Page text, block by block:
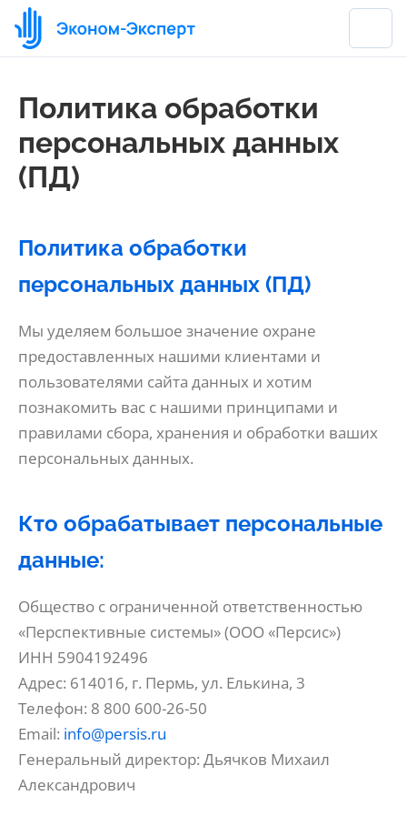
Политика обработки
персональных данных
(ПД)
Политика обработки
персональных данных (ПД)
Мы уделяем большое значение охране
предоставленных нашими клиентами и
пользователями сайта данных и хотим
познакомить вас с нашими принципами и
правилами сбора, хранения и обработки ваших
персональных данных.
Кто обрабатывает персональные
данные:
Общество с ограниченной ответственностью
«Перспективные системы» (ООО «Персис»)
ИНН 5904192496
Адрес: 614016, г. Пермь, ул. Елькина, 3
Телефон: 8 800 600-26-50
Email: info@persis.ru
Генеральный директор: Дьячков Михаил
Александрович